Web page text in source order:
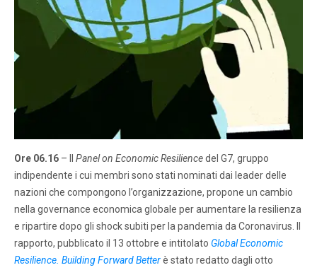
Ore 06.16 – Il Panel on Economic Resiliencedel G7, gruppo
indipendente i cui membri sono stati nominati dai leader delle
nazioni che compongono l’organizzazione, propone un cambio
nella governance economica globale per aumentare la resilienza
e ripartire dopo gli shock subiti per la pandemia da Coronavirus. Il
rapporto, pubblicato il 13 ottobre e intitolato Global Economic
Resilience. Building Forward Betterè stato redatto dagli otto